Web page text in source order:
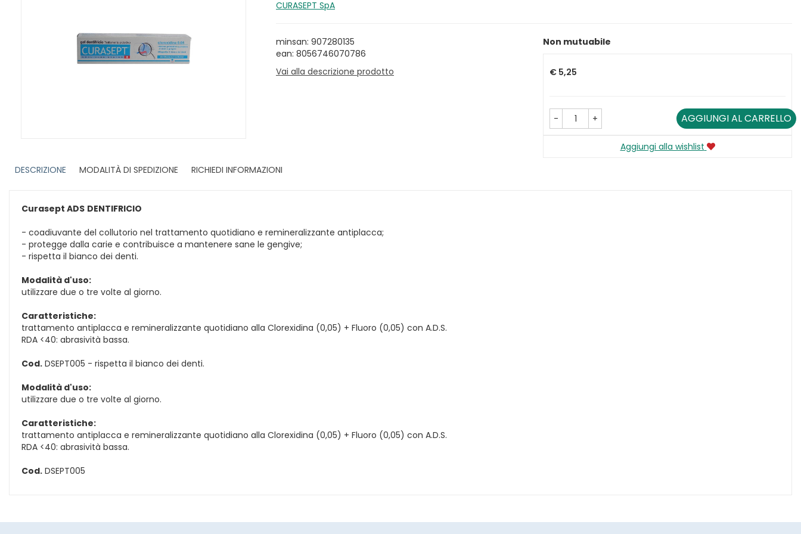
CURASEPT SpA
minsan: 907280135
ean: 8056746070786
Vai alla descrizione prodotto
Non mutuabile
€ 5,25
- + AGGIUNGI AL CARRELLO
Aggiungi alla wishlist
DESCRIZIONE
MODALITÀ DI SPEDIZIONE RICHIEDI INFORMAZIONI
Curasept ADS DENTIFRICIO
- coadiuvante del collutorio nel trattamento quotidiano e remineralizzante antiplacca;
- protegge dalla carie e contribuisce a mantenere sane le gengive;
- rispetta il bianco dei denti.
Modalità d'uso:
utilizzare due o tre volte al giorno.
Caratteristiche:
trattamento antiplacca e remineralizzante quotidiano alla Clorexidina (0,05) + Fluoro (0,05) con A.D.S.
RDA <40: abrasività bassa.
Cod. DSEPT005 - rispetta il bianco dei denti.
Modalità d'uso:
utilizzare due o tre volte al giorno.
Caratteristiche:
trattamento antiplacca e remineralizzante quotidiano alla Clorexidina (0,05) + Fluoro (0,05) con A.D.S.
RDA <40: abrasività bassa.
Cod. DSEPT005